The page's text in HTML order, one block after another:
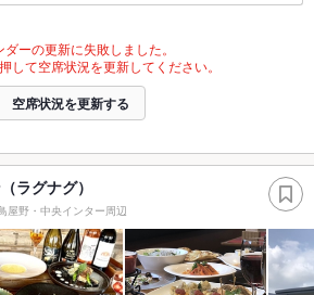
ダーの更新に失敗しました。
して空席状況を更新してください。
空席状況を更新する
ラグナグ）
屋野・中央インター周辺